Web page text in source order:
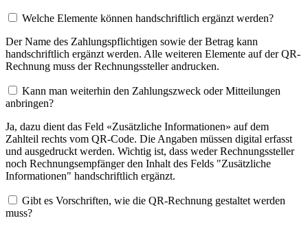
Welche Elemente können handschriftlich ergänzt werden?
Der Name des Zahlungspflichtigen sowie der Betrag kann
handschriftlich ergänzt werden. Alle weiteren Elemente auf der QR-
Rechnung muss der Rechnungssteller andrucken.
Kann man weiterhin den Zahlungszweck oder Mitteilungen
anbringen?
Ja, dazu dient das Feld «Zusätzliche Informationen» auf dem
Zahlteil rechts vom QR-Code. Die Angaben müssen digital erfasst
und ausgedruckt werden. Wichtig ist, dass weder Rechnungssteller
noch Rechnungsempfänger den Inhalt des Felds "Zusätzliche
Informationen" handschriftlich ergänzt.
Gibt es Vorschriften, wie die QR-Rechnung gestaltet werden
muss?